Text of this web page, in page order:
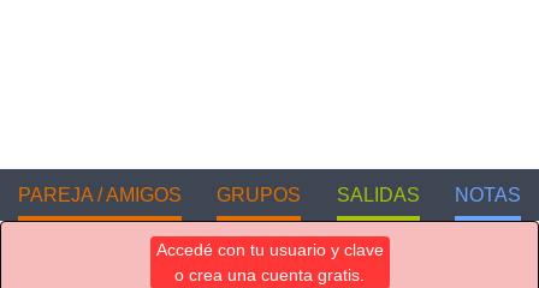
PAREJA / AMIGOS GRUPOS SALIDAS NOTAS
Accedé con tu usuario y clave
o crea una cuenta gratis.